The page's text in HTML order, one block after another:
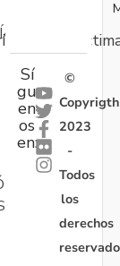
Sí
gu
en
os
en:
©
Copyrigth
2023
-
Todos
los
derechos